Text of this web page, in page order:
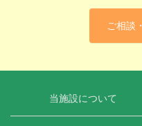
ご相談
当施設について